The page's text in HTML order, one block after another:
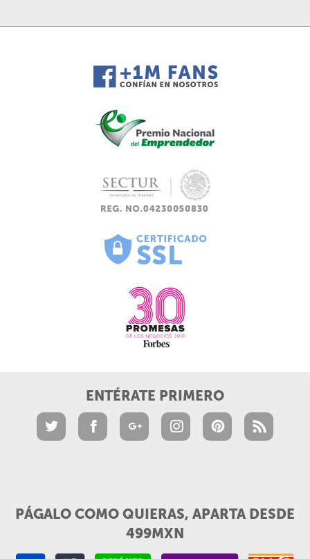
ENTÉRATE PRIMERO
PÁGALO COMO QUIERAS, APARTA DESDE
499MXN